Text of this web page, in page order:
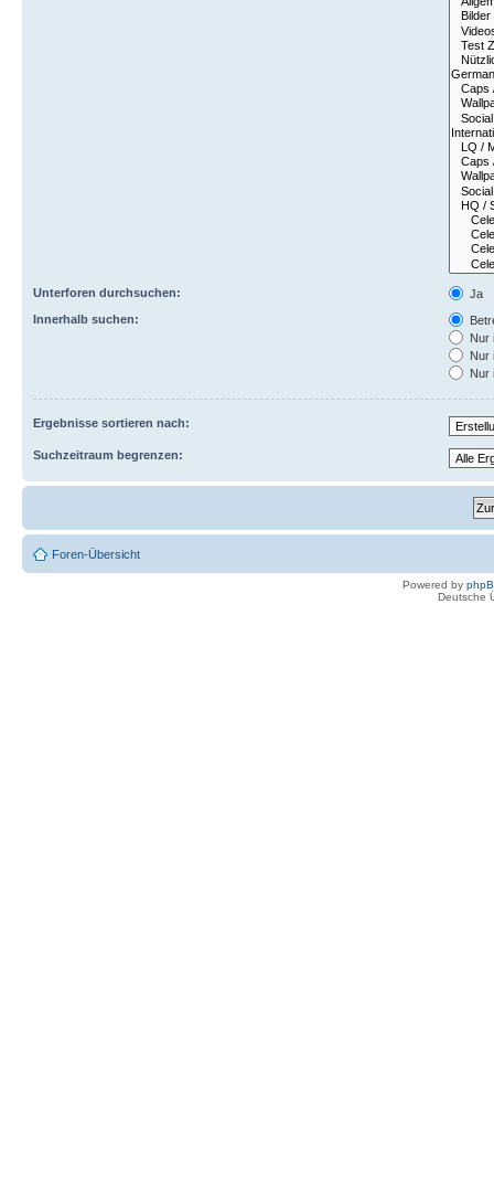
Unterforen durchsuchen:
Ja
Innerhalb suchen:
Nur
Nur
Nur
Ergebnisse sortieren nach:
Suchzeitraum begrenzen:
Foren-Übersicht
Powered by
Deutsche